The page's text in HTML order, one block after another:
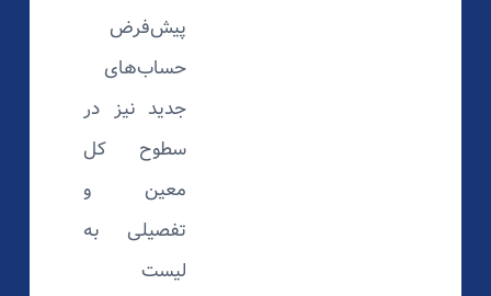
پیش‌فرض
حساب‌های
جدید نیز در
سطوح کل
معین و
تفصیلی به
لیست